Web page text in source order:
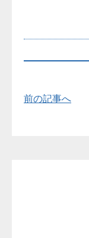
前の記事へ